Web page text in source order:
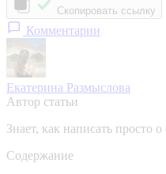
Скопировать ссылку
Комментарии
Екатерина Размыслова
Автор статьи
Знает, как написать просто
Содержание